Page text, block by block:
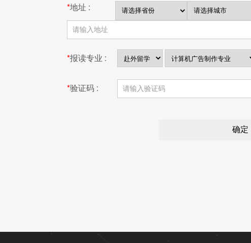
*地址 :
*报读专业 :
*验证码 :